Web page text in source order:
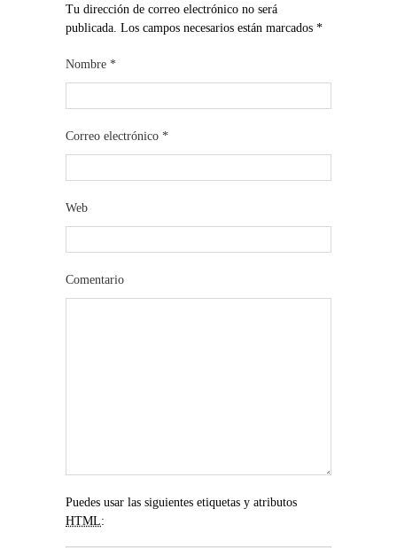
Tu dirección de correo electrónico no será
publicada. Los campos necesarios están marcados *
Nombre *
Correo electrónico *
Web
Comentario
Puedes usar las siguientes etiquetas y atributos
HTML: